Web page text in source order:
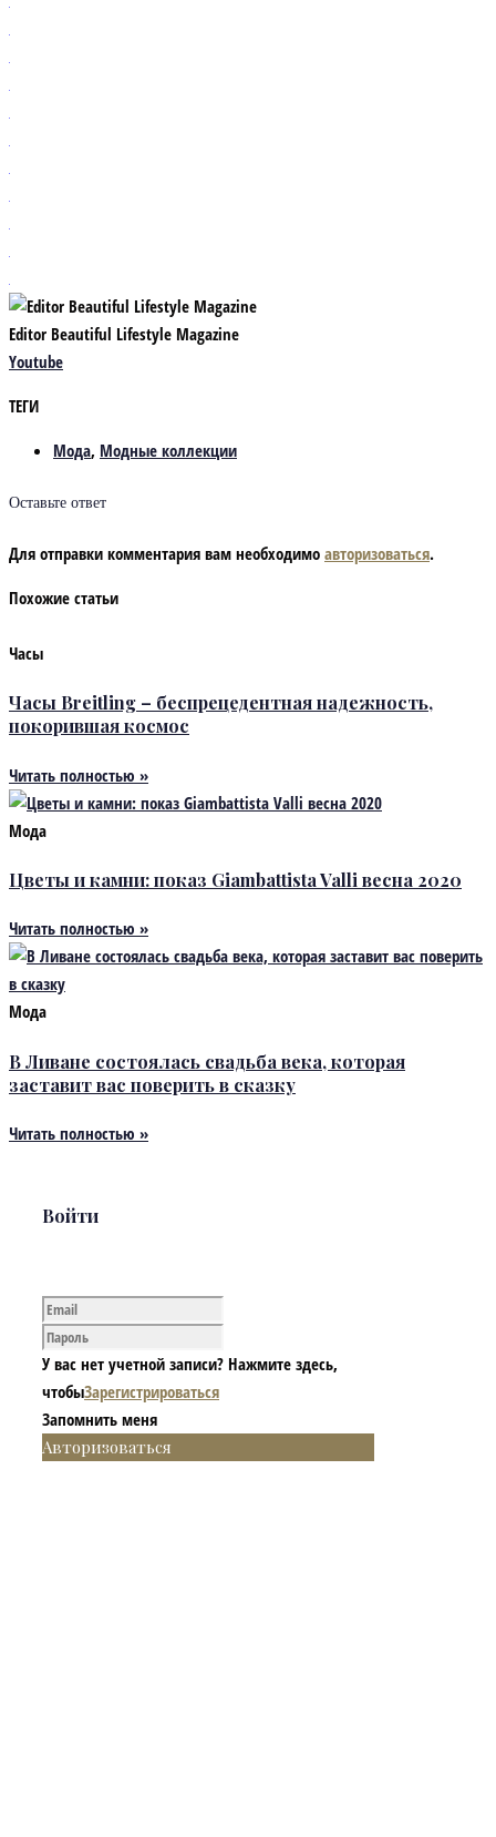
Editor Beautiful Lifestyle Magazine
Youtube
ТЕГИ
Мода, Модные коллекции
Оставьте ответ
Для отправки комментария вам необходимо авторизоваться.
Похожие статьи
Часы
Часы Breitling – беспрецедентная надежность,
покорившая космос
Читать полностью »
Мода
Цветы и камни: показ Giambattista Valli весна 2020
Читать полностью »
Мода
В Ливане состоялась свадьба века, которая
заставит вас поверить в сказку
Читать полностью »
Войти
У вас нет учетной записи? Нажмите здесь,
чтобыЗарегистрироваться
Запомнить меня
Авторизоваться